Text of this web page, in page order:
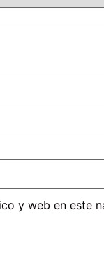
y web en este